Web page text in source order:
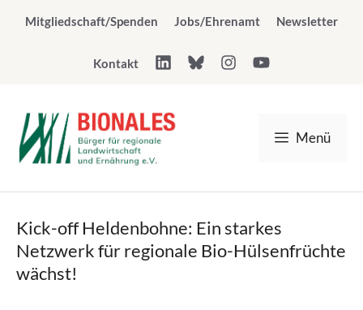
InhaltMitgliedschaft/Spenden Jobs/Ehrenamt Newsletter
Kontakt
Menü
Kick-off Heldenbohne: Ein starkes
Netzwerk für regionale Bio-Hülsenfrüchte
wächst!